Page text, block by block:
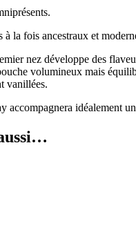
la fois ancestraux et
nez développe des
volumineux mais
vanillées.
accompagnera idéalement